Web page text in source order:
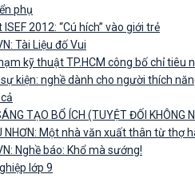
phụ
ISEF 2012: “Cú hích” vào giới trẻ
Tài Liệu đố Vui
kỹ thuật TP.HCM công bố chỉ tiêu
kiện: nghề dành cho người thích
TẠO BỔ ÍCH (TUYỆT ĐỐI KHÔNG
NHƠN: Một nhà văn xuất thân từ thợ
Nghề báo: Khổ mà sướng!
lớp 9